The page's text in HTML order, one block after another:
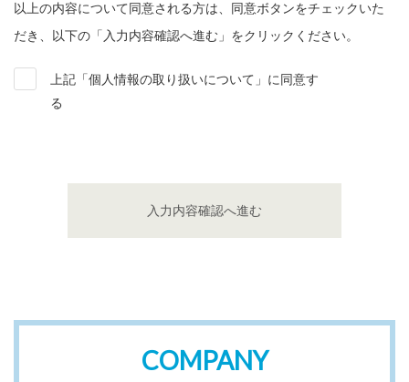
2. 第三者提供等：ラインズ株式会社はお問い合わせフォーム
て第三者に提供または委託することはありません。
以上の内容について同意される方は、同意ボタンをチェックいた
だき、以下の「入力内容確認へ進む」をクリックください。
上記「個人情報の取り扱いについて」に同意す
る
入力内容確認へ進む
COMPANY